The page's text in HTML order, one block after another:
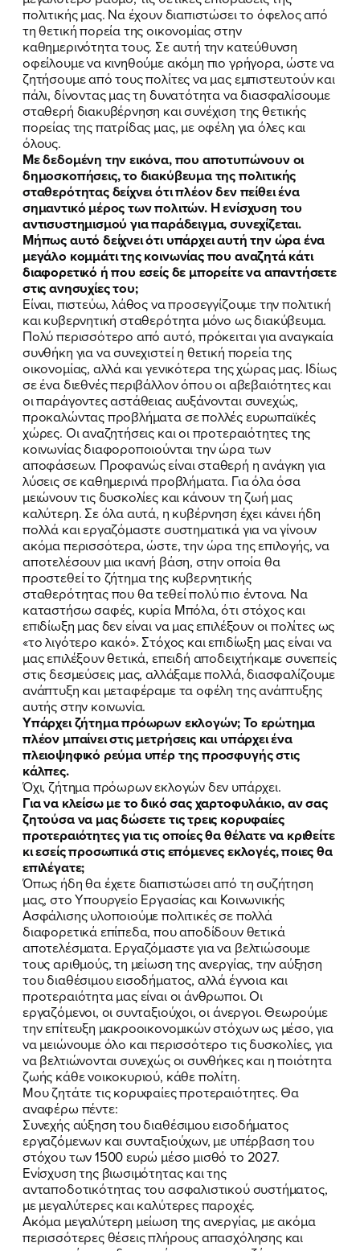
πολιτικής μας. Να έχουν διαπιστώσει το όφελος από
τη θετική πορεία της οικονομίας στην
καθημερινότητα τους. Σε αυτή την κατεύθυνση
οφείλουμε να κινηθούμε ακόμη πιο γρήγορα, ώστε να
ζητήσουμε από τους πολίτες να μας εμπιστευτούν και
πάλι, δίνοντας μας τη δυνατότητα να διασφαλίσουμε
σταθερή διακυβέρνηση και συνέχιση της θετικής
πορείας της πατρίδας μας, με οφέλη για όλες και
όλους.
Με δεδομένη την εικόνα, που αποτυπώνουν οι
δημοσκοπήσεις, το διακύβευμα της πολιτικής
σταθερότητας δείχνει ότι πλέον δεν πείθει ένα
σημαντικό μέρος των πολιτών. Η ενίσχυση του
αντισυστημισμού για παράδειγμα, συνεχίζεται.
Μήπως αυτό δείχνει ότι υπάρχει αυτή την ώρα ένα
μεγάλο κομμάτι της κοινωνίας που αναζητά κάτι
διαφορετικό ή που εσείς δε μπορείτε να απαντήσετε
στις ανησυχίες του;
Είναι, πιστεύω, λάθος να προσεγγίζουμε την πολιτική
και κυβερνητική σταθερότητα μόνο ως διακύβευμα.
Πολύ περισσότερο από αυτό, πρόκειται για αναγκαία
συνθήκη για να συνεχιστεί η θετική πορεία της
οικονομίας, αλλά και γενικότερα της χώρας μας. Ιδίως
σε ένα διεθνές περιβάλλον όπου οι αβεβαιότητες και
οι παράγοντες αστάθειας αυξάνονται συνεχώς,
προκαλώντας προβλήματα σε πολλές ευρωπαϊκές
χώρες. Οι αναζητήσεις και οι προτεραιότητες της
κοινωνίας διαφοροποιούνται την ώρα των
αποφάσεων. Προφανώς είναι σταθερή η ανάγκη για
λύσεις σε καθημερινά προβλήματα. Για όλα όσα
μειώνουν τις δυσκολίες και κάνουν τη ζωή μας
καλύτερη. Σε όλα αυτά, η κυβέρνηση έχει κάνει ήδη
πολλά και εργαζόμαστε συστηματικά για να γίνουν
ακόμα περισσότερα, ώστε, την ώρα της επιλογής, να
αποτελέσουν μια ικανή βάση, στην οποία θα
προστεθεί το ζήτημα της κυβερνητικής
σταθερότητας που θα τεθεί πολύ πιο έντονα. Να
καταστήσω σαφές, κυρία Μπόλα, ότι στόχος και
επιδίωξη μας δεν είναι να μας επιλέξουν οι πολίτες ως
«το λιγότερο κακό». Στόχος και επιδίωξη μας είναι να
μας επιλέξουν θετικά, επειδή αποδειχτήκαμε συνεπείς
στις δεσμεύσεις μας, αλλάξαμε πολλά, διασφαλίζουμε
ανάπτυξη και μεταφέραμε τα οφέλη της ανάπτυξης
αυτής στην κοινωνία.
Υπάρχει ζήτημα πρόωρων εκλογών; Το ερώτημα
πλέον μπαίνει στις μετρήσεις και υπάρχει ένα
πλειοψηφικό ρεύμα υπέρ της προσφυγής στις
κάλπες.
Όχι, ζήτημα πρόωρων εκλογών δεν υπάρχει.
Για να κλείσω με το δικό σας χαρτοφυλάκιο, αν σας
ζητούσα να μας δώσετε τις τρεις κορυφαίες
προτεραιότητες για τις οποίες θα θέλατε να κριθείτε
κι εσείς προσωπικά στις επόμενες εκλογές, ποιες θα
επιλέγατε;
Όπως ήδη θα έχετε διαπιστώσει από τη συζήτηση
μας, στο Υπουργείο Εργασίας και Κοινωνικής
Ασφάλισης υλοποιούμε πολιτικές σε πολλά
διαφορετικά επίπεδα, που αποδίδουν θετικά
αποτελέσματα. Εργαζόμαστε για να βελτιώσουμε
τους αριθμούς, τη μείωση της ανεργίας, την αύξηση
του διαθέσιμου εισοδήματος, αλλά έγνοια και
προτεραιότητα μας είναι οι άνθρωποι. Οι
εργαζόμενοι, οι συνταξιούχοι, οι άνεργοι. Θεωρούμε
την επίτευξη μακροοικονομικών στόχων ως μέσο, για
να μειώνουμε όλο και περισσότερο τις δυσκολίες, για
να βελτιώνονται συνεχώς οι συνθήκες και η ποιότητα
ζωής κάθε νοικοκυριού, κάθε πολίτη.
Μου ζητάτε τις κορυφαίες προτεραιότητες. Θα
αναφέρω πέντε:
Συνεχής αύξηση του διαθέσιμου εισοδήματος
εργαζόμενων και συνταξιούχων, με υπέρβαση του
στόχου των 1500 ευρώ μέσο μισθό το 2027.
Ενίσχυση της βιωσιμότητας και της
ανταποδοτικότητας του ασφαλιστικού συστήματος,
με μεγαλύτερες και καλύτερες παροχές.
Ακόμα μεγαλύτερη μείωση της ανεργίας, με ακόμα
περισσότερες θέσεις πλήρους απασχόλησης και